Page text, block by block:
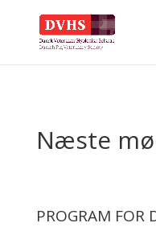
Næste
PROGRAM FOR